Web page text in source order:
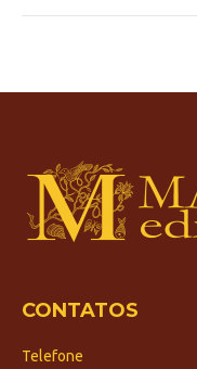
CONTATOS
Telefone